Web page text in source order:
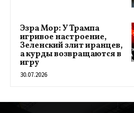
Эзра Мор: У Трампа
игривое настроение,
Зеленский злит иранцев,
а курды возвращаются в
игру
30.07.2026